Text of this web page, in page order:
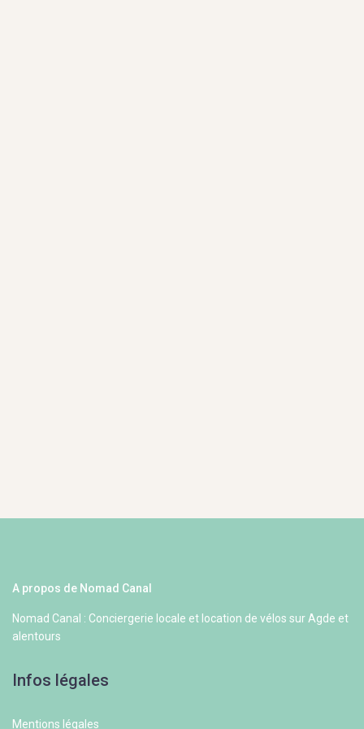
A propos de Nomad Canal
Nomad Canal : Conciergerie locale et location de vélos sur Agde et
alentours
Infos légales
Mentions légales